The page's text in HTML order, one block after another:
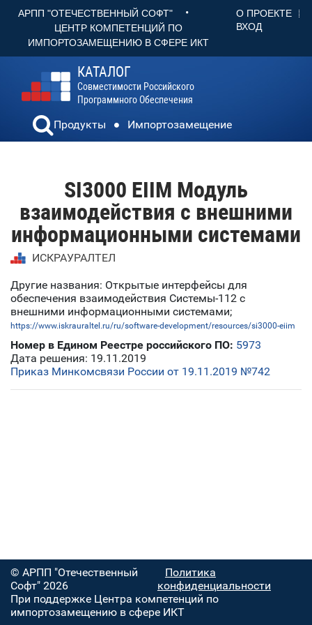
АРПП "ОТЕЧЕСТВЕННЫЙ СОФТ" •
ЦЕНТР КОМПЕТЕНЦИЙ ПО
ИМПОРТОЗАМЕЩЕНИЮ В СФЕРЕ ИКТ
О ПРОЕКТЕ
ВХОД
КАТАЛОГ
Совместимости Российского
Программного Обеспечения
Продукты Импортозамещение
SI3000 EIIM Модуль
взаимодействия с внешними
информационными системами
ИСКРАУРАЛТЕЛ
Другие названия: Открытые интерфейсы для
обеспечения взаимодействия Системы-112 с
внешними информационными системами;
https://www.iskrauraltel.ru/ru/software-development/resources/si3000-eiim
Номер в Едином Реестре российского ПО: 5973
Дата решения: 19.11.2019
Приказ Минкомсвязи России от 19.11.2019 №742
© АРПП "Отечественный
Софт" 2026
Политика
конфиденциальности
При поддержке Центра компетенций по
импортозамещению в сфере ИКТ